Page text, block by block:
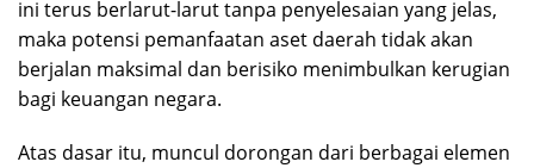
ini terus berlarut-larut tanpa penyelesaian yang jelas,
maka potensi pemanfaatan aset daerah tidak akan
berjalan maksimal dan berisiko menimbulkan kerugian
bagi keuangan negara.
Atas dasar itu, muncul dorongan dari berbagai elemen